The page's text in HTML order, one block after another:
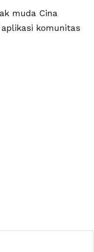
muda Cina
komunitas